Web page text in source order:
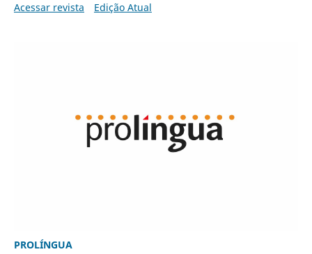
Acessar revista
Edição Atual
PROLÍNGUA